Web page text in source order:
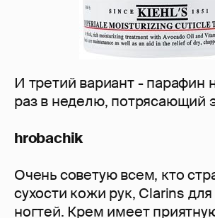
И третий вариант - парафин
раз в неделю, потрясающий
hrobachik
Очень советую всем, кто
сухости кожи рук, Clаrins для
ногтей. Крем имеет